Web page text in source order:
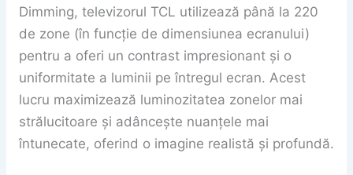
Dimming, televizorul TCL utilizează până la 220
de zone (în funcție de dimensiunea ecranului)
pentru a oferi un contrast impresionant și o
uniformitate a luminii pe întregul ecran. Acest
lucru maximizează luminozitatea zonelor mai
strălucitoare și adâncește nuanțele mai
întunecate, oferind o imagine realistă și profundă.